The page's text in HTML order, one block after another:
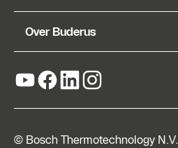
Over Buderus
© Bosch Thermotechnology